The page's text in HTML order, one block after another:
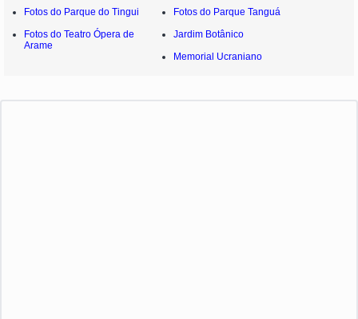
Fotos do Parque do Tingui
Fotos do Parque Tanguá
Fotos do Teatro Ópera de
Arame
Jardim Botânico
Memorial Ucraniano